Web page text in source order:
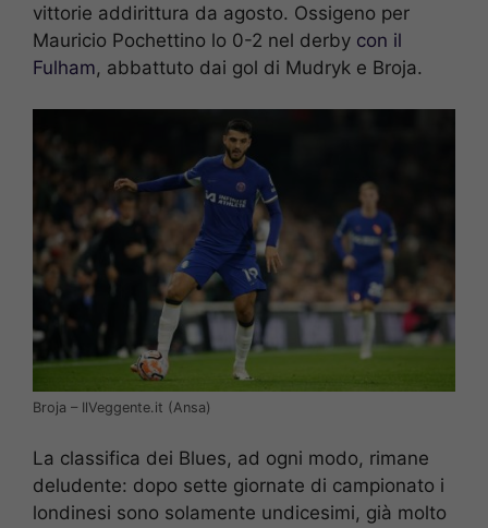
vittorie addirittura da agosto. Ossigeno per
Mauricio Pochettino lo 0-2 nel derby con il
Fulham, abbattuto dai gol di Mudryk e Broja.
Broja – IlVeggente.it (Ansa)
La classifica dei Blues, ad ogni modo, rimane
deludente: dopo sette giornate di campionato i
londinesi sono solamente undicesimi, già molto